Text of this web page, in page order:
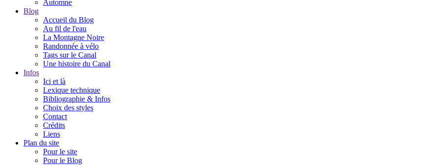
Automne
Blog
Accueil du Blog
Au fil de l'eau
La Montagne Noire
Randonnée à vélo
Tags sur le Canal
Une histoire du Canal
Infos
Ici et là
Lexique technique
Bibliographie & Infos
Choix des styles
Contact
Crédits
Liens
Plan du site
Pour le site
Pour le Blog